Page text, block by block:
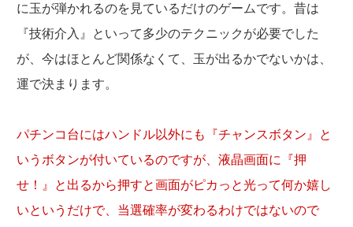
に玉が弾かれるのを見ているだけのゲームです。昔は
『技術介入』といって多少のテクニックが必要でした
が、今はほとんど関係なくて、玉が出るかでないかは、
運で決まります。
パチンコ台にはハンドル以外にも『チャンスボタン』と
いうボタンが付いているのですが、液晶画面に『押
せ！』と出るから押すと画面がピカっと光って何か嬉し
いというだけで、当選確率が変わるわけではないので